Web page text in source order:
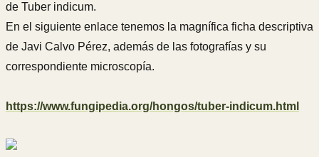
de Tuber indicum.
En el siguiente enlace tenemos la magnífica ficha descriptiva
de Javi Calvo Pérez, además de las fotografías y su
correspondiente microscopía.
https://www.fungipedia.org/hongos/tuber-indicum.html